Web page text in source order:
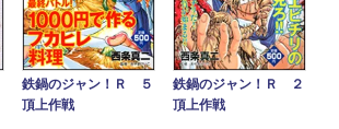
鉄鍋のジャン！Ｒ ５
頂上作戦
鉄鍋のジャン！Ｒ ２
頂上作戦